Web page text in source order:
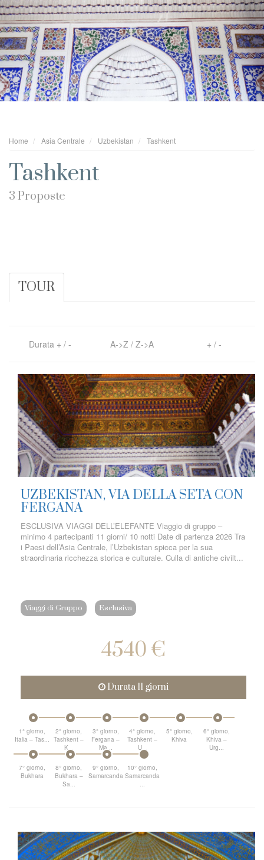
Home Asia Centrale Uzbekistan Tashkent
Tashkent
3 Proposte
TOUR
Durata + / - A->Z / Z->A + / -
UZBEKISTAN, VIA DELLA SETA CON
FERGANA
ESCLUSIVA VIAGGI DELL’ELEFANTE Viaggio di gruppo –
minimo 4 partecipanti 11 giorni/ 10 notti Date di partenza 2026 Tra
i Paesi dell’Asia Centrale, l’Uzbekistan spicca per la sua
straordinaria ricchezza storica e culturale. Culla di antiche civilt...
Viaggi di Gruppo Esclusiva
4540 €
Durata 11 giorni
1° giorno,
Italia – Tas...
2° giorno,
Tashkent –
K...
3° giorno,
Fergana –
Ma...
4° giorno,
Tashkent –
U...
5° giorno,
Khiva
6° giorno,
Khiva –
Urg...
7° giorno,
Bukhara
8° giorno,
Bukhara –
Sa...
9° giorno,
Samarcanda
10° giorno,
Samarcanda
...